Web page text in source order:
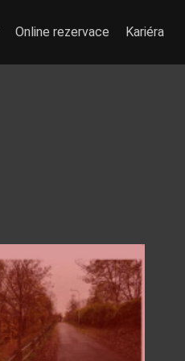
Online rezervace Kariéra